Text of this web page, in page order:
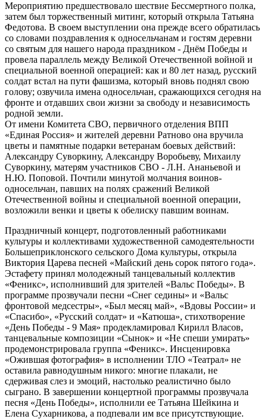
Мероприятию предшествовало шествие Бессмертного полка,
затем был торжественный митинг, который открыла Татьяна
Федотова. В своем выступлении она прежде всего обратилась
со словами поздравления к односельчанам и гостям деревни
со святым для нашего народа праздником - Днём Победы и
провела параллель между Великой Отечественной войной и
специальной военной операцией: как и 80 лет назад, русский
солдат встал на пути фашизма, который вновь поднял свою
голову; озвучила имена односельчан, сражающихся сегодня на
фронте и отдавших свои жизни за свободу и независимость
родной земли.
От имени Комитета СВО, первичного отделения ВПП
«Единая Россия» и жителей деревни Ратново она вручила
цветы и памятные подарки ветеранам боевых действий:
Александру Суворкину, Александру Воробьеву, Михаилу
Суворкину, матерям участников СВО - Л.Н. Ананьевой и
Н.Ю. Поповой. Почтили минутой молчания воинов-
односельчан, павших на полях сражений Великой
Отечественной войны и специальной военной операции,
возложили венки и цветы к обелиску павшим воинам.
Праздничный концерт, подготовленный работниками
культуры и коллективами художественной самодеятельности
Большеприклонского сельского Дома культуры, открыла
Виктория Царева песней «Майский день сорок пятого года».
Эстафету принял молодежный танцевальный коллектив
«Феникс», исполнивший для зрителей «Вальс Победы». В
программе прозвучали песни «Снег седины» и «Вальс
фронтовой медсестры», «Был месяц май», «Вдовы России» и
«Спасибо», «Русский солдат» и «Катюша», стихотворение
«День Победы - 9 Мая» продекламировал Кирилл Власов,
танцевальные композиции «Сынок» и «Не спеши умирать»
продемонстрировала группа «Феникс». Инсценировка
«Ожившая фотография» в исполнении ТЛО «Театрал» не
оставила равнодушным никого: многие плакали, не
сдерживая слез и эмоций, настолько реалистично было
сыграно. В завершении концертной программы прозвучала
песня «День Победы», исполнили ее Татьяна Шейкина и
Елена Сухарникова, а подпевали им все присутствующие.